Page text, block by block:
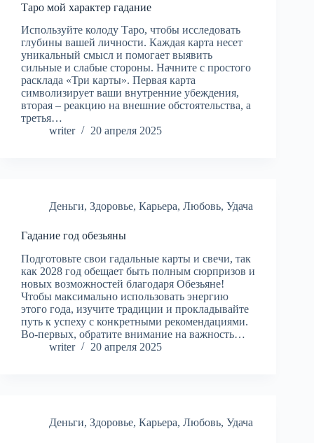
Таро мой характер гадание
Используйте колоду Таро, чтобы исследовать
глубины вашей личности. Каждая карта несет
уникальный смысл и помогает выявить
сильные и слабые стороны. Начните с простого
расклада «Три карты». Первая карта
символизирует ваши внутренние убеждения,
вторая – реакцию на внешние обстоятельства, а
третья…
writer
20 апреля 2025
Деньги, Здоровье, Карьера, Любовь, Удача
Гадание год обезьяны
Подготовьте свои гадальные карты и свечи, так
как 2028 год обещает быть полным сюрпризов и
новых возможностей благодаря Обезьяне!
Чтобы максимально использовать энергию
этого года, изучите традиции и прокладывайте
путь к успеху с конкретными рекомендациями.
Во-первых, обратите внимание на важность…
writer
20 апреля 2025
Деньги, Здоровье, Карьера, Любовь, Удача